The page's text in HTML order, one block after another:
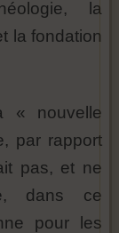
la
la fondation
« nouvelle
par rapport
pas, et ne
dans ce
pour les